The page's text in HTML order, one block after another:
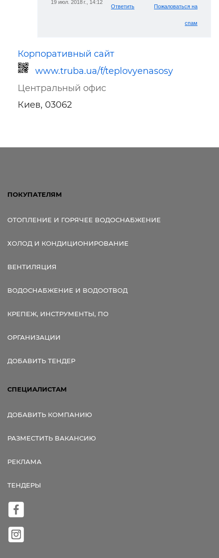
19 июл. 2018 г., 14:12
Ответить Пожаловаться на
спам
Корпоративный сайт
www.truba.ua/f/teplovyenasosy
Центральный офис
Киев, 03062
ПОКУПАТЕЛЯМ
ОТОПЛЕНИЕ И ГОРЯЧЕЕ ВОДОСНАБЖЕНИЕ
ХОЛОД И КОНДИЦИОНИРОВАНИЕ
ВЕНТИЛЯЦИЯ
ВОДОСНАБЖЕНИЕ И ВОДООТВОД
КРЕПЕЖ, ИНСТРУМЕНТЫ, ПО
ОРГАНИЗАЦИИ
ДОБАВИТЬ ТЕНДЕР
СПЕЦИАЛИСТАМ
ДОБАВИТЬ КОМПАНИЮ
РАЗМЕСТИТЬ ВАКАНСИЮ
РЕКЛАМА
ТЕНДЕРЫ